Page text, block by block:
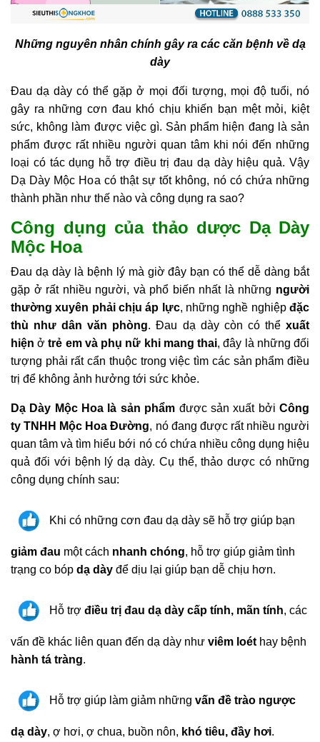
Những nguyên nhân chính gây ra các căn bệnh về dạ
dày
Đau dạ dày có thể gặp ở mọi đối tượng, mọi độ tuổi, nó
gây ra những cơn đau khó chịu khiến bạn mệt mỏi, kiệt
sức, không làm được việc gì. Sản phẩm hiện đang là sản
phẩm được rất nhiều người quan tâm khi nói đến những
loại có tác dụng hỗ trợ điều trị đau dạ dày hiệu quả. Vậy
Dạ Dày Mộc Hoa có thật sự tốt không, nó có chứa những
thành phần như thế nào và công dụng ra sao?
Công dụng của thảo dược Dạ Dày
Mộc Hoa
Đau dạ dày là bệnh lý mà giờ đây bạn có thể dễ dàng bắt
gặp ở rất nhiều người, và phổ biến nhất là những người
thường xuyên phải chịu áp lực, những nghề nghiệpđặc
thù như dân văn phòng. Đau dạ dày còn có thểxuất
hiện ởtrẻ em và phụ nữ khi mang thai, đây là những đối
tượng phải rất cẩn thuộc trong việc tìm các sản phẩm điều
trị để không ảnh hưởng tới sức khỏe.
Dạ Dày Mộc Hoa là sản phẩm được sản xuất bởiCông
ty TNHH Mộc Hoa Đường, nó đang được rất nhiều người
quan tâm và tìm hiểu bới nó có chứa nhiều công dụng hiệu
quả đối với bệnh lý dạ dày. Cụ thể, thảo dược có những
công dụng chính sau:
Khi có những cơn đau dạ dày sẽ hỗ trợ giúp bạn
giảm đau một cách nhanh chóng, hỗ trợ giúp giảm tình
trạng co bóp dạ dày để dịu lại giúp bạn dễ chịu hơn.
Hỗ trợ điều trị đau dạ dày cấp tính, mãn tính, các
vấn đề khác liên quan đến dạ dày như viêm loét hay bệnh
hành tá tràng.
Hỗ trợ giúp làm giảm những vấn đề trào ngược
dạ dày, ợ hơi, ợ chua, buồn nôn, khó tiêu, đầy hơi.